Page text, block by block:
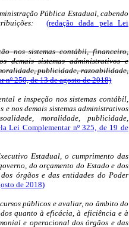
Pública Estadual, cabendo
(redação dada pela Lei
nos sistemas contábil, financeiro,
demais sistemas administrativos e
publicidade, razoabilidade,
nº 250, de 13 de agosto de 2018)
e inspeção nos sistemas contábil,
nos demais sistemas administrativos
moralidade, publicidade,
Lei Complementar nº 325, de 19 de
Estadual, o cumprimento das
do orçamento do Estado e dos
órgãos e das entidades do Poder
de 2018)
públicos e avaliar, no âmbito do
quanto à eficácia, à eficiência e à
e operacional dos órgãos e das